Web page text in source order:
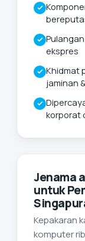
ekspres
Khidmat
jaminan
korporat
Jenama
untuk
Kepakaran
komputer